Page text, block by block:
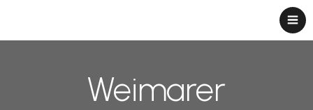
Weimarer